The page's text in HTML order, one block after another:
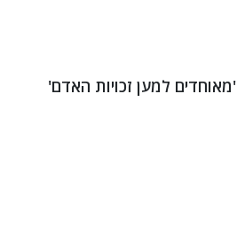
למען זכויות האדם'